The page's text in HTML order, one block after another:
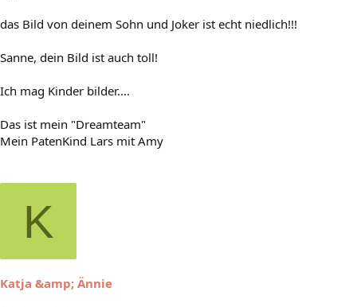
das Bild von deinem Sohn und Joker ist echt niedlich!!!
Sanne, dein Bild ist auch toll!
Ich mag Kinder bilder....
Das ist mein "Dreamteam"
Mein PatenKind Lars mit Amy
K
Katja &amp; Ännie